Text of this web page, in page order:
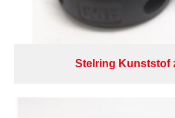
Stelring Kunststof